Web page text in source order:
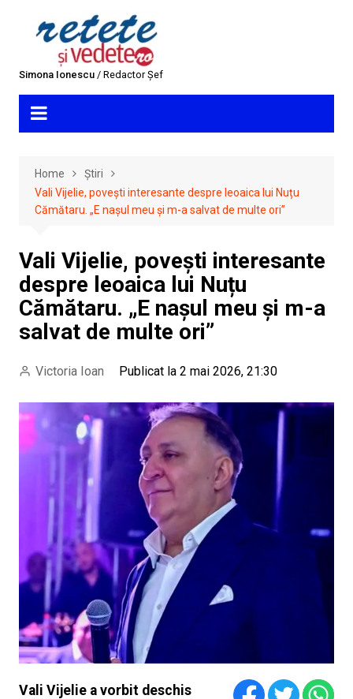
Simona Ionescu/ Redactor Șef
Home
Știri
Vali Vijelie, povești interesante despre leoaica lui Nuțu
Cămătaru. „E nașul meu și m-a salvat de multe ori”
Vali Vijelie, povești interesante
despre leoaica lui Nuțu
Cămătaru. „E nașul meu și m-a
salvat de multe ori”
Victoria Ioan Publicat la 2 mai 2026, 21:30
Vali Vijelie a vorbit deschis